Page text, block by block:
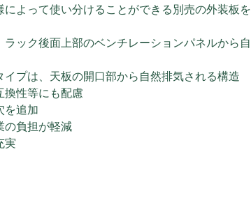
よって使い分けることができる別売の外装板を
ック後面上部のベンチレーションパネルから自
プは、天板の開口部から自然排気される構造
性等にも配慮
を追加
の負担が軽減
実